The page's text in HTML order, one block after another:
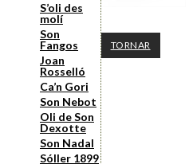
S’oli des
molí
Son
Fangos
Joan
Rosselló
Ca’n Gori
Son Nebot
Oli de Son
Dexotte
Son Nadal
Sóller 1899
TORNAR